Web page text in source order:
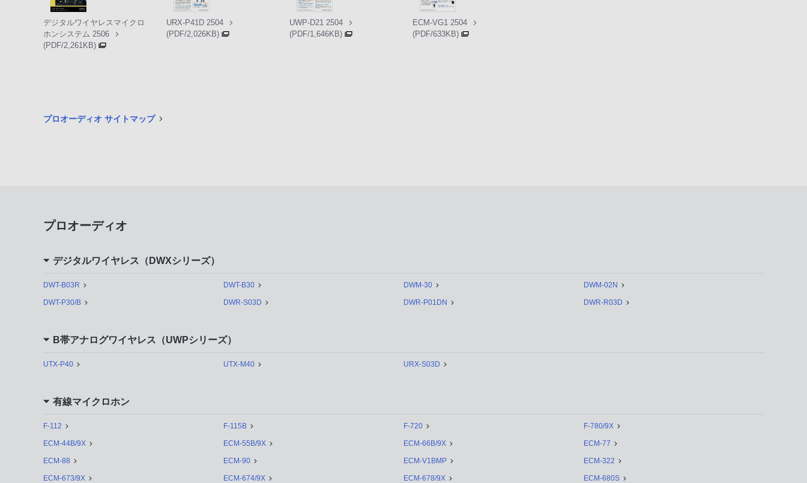
デジタルワイヤレスマイクロ
ホンシステム 2506
(PDF/2,261KB)
URX-P41D 2504
(PDF/2,026KB)
UWP-D21 2504
(PDF/1,646KB)
ECM-VG1 2504
(PDF/633KB)
プロオーディオ サイトマップ
プロオーディオ
デジタルワイヤレス（DWXシリーズ）
DWT-B03R DWT-B30 DWM-30 DWM-02N
DWT-P30/B DWR-S03D DWR-P01DN DWR-R03D
B帯アナログワイヤレス（UWPシリーズ）
UTX-P40 UTX-M40 URX-S03D
有線マイクロホン
F-112 F-115B F-720 F-780/9X
ECM-44B/9X ECM-55B/9X ECM-66B/9X ECM-77
ECM-88 ECM-90 ECM-V1BMP ECM-322
ECM-673/9X ECM-674/9X ECM-678/9X ECM-680S